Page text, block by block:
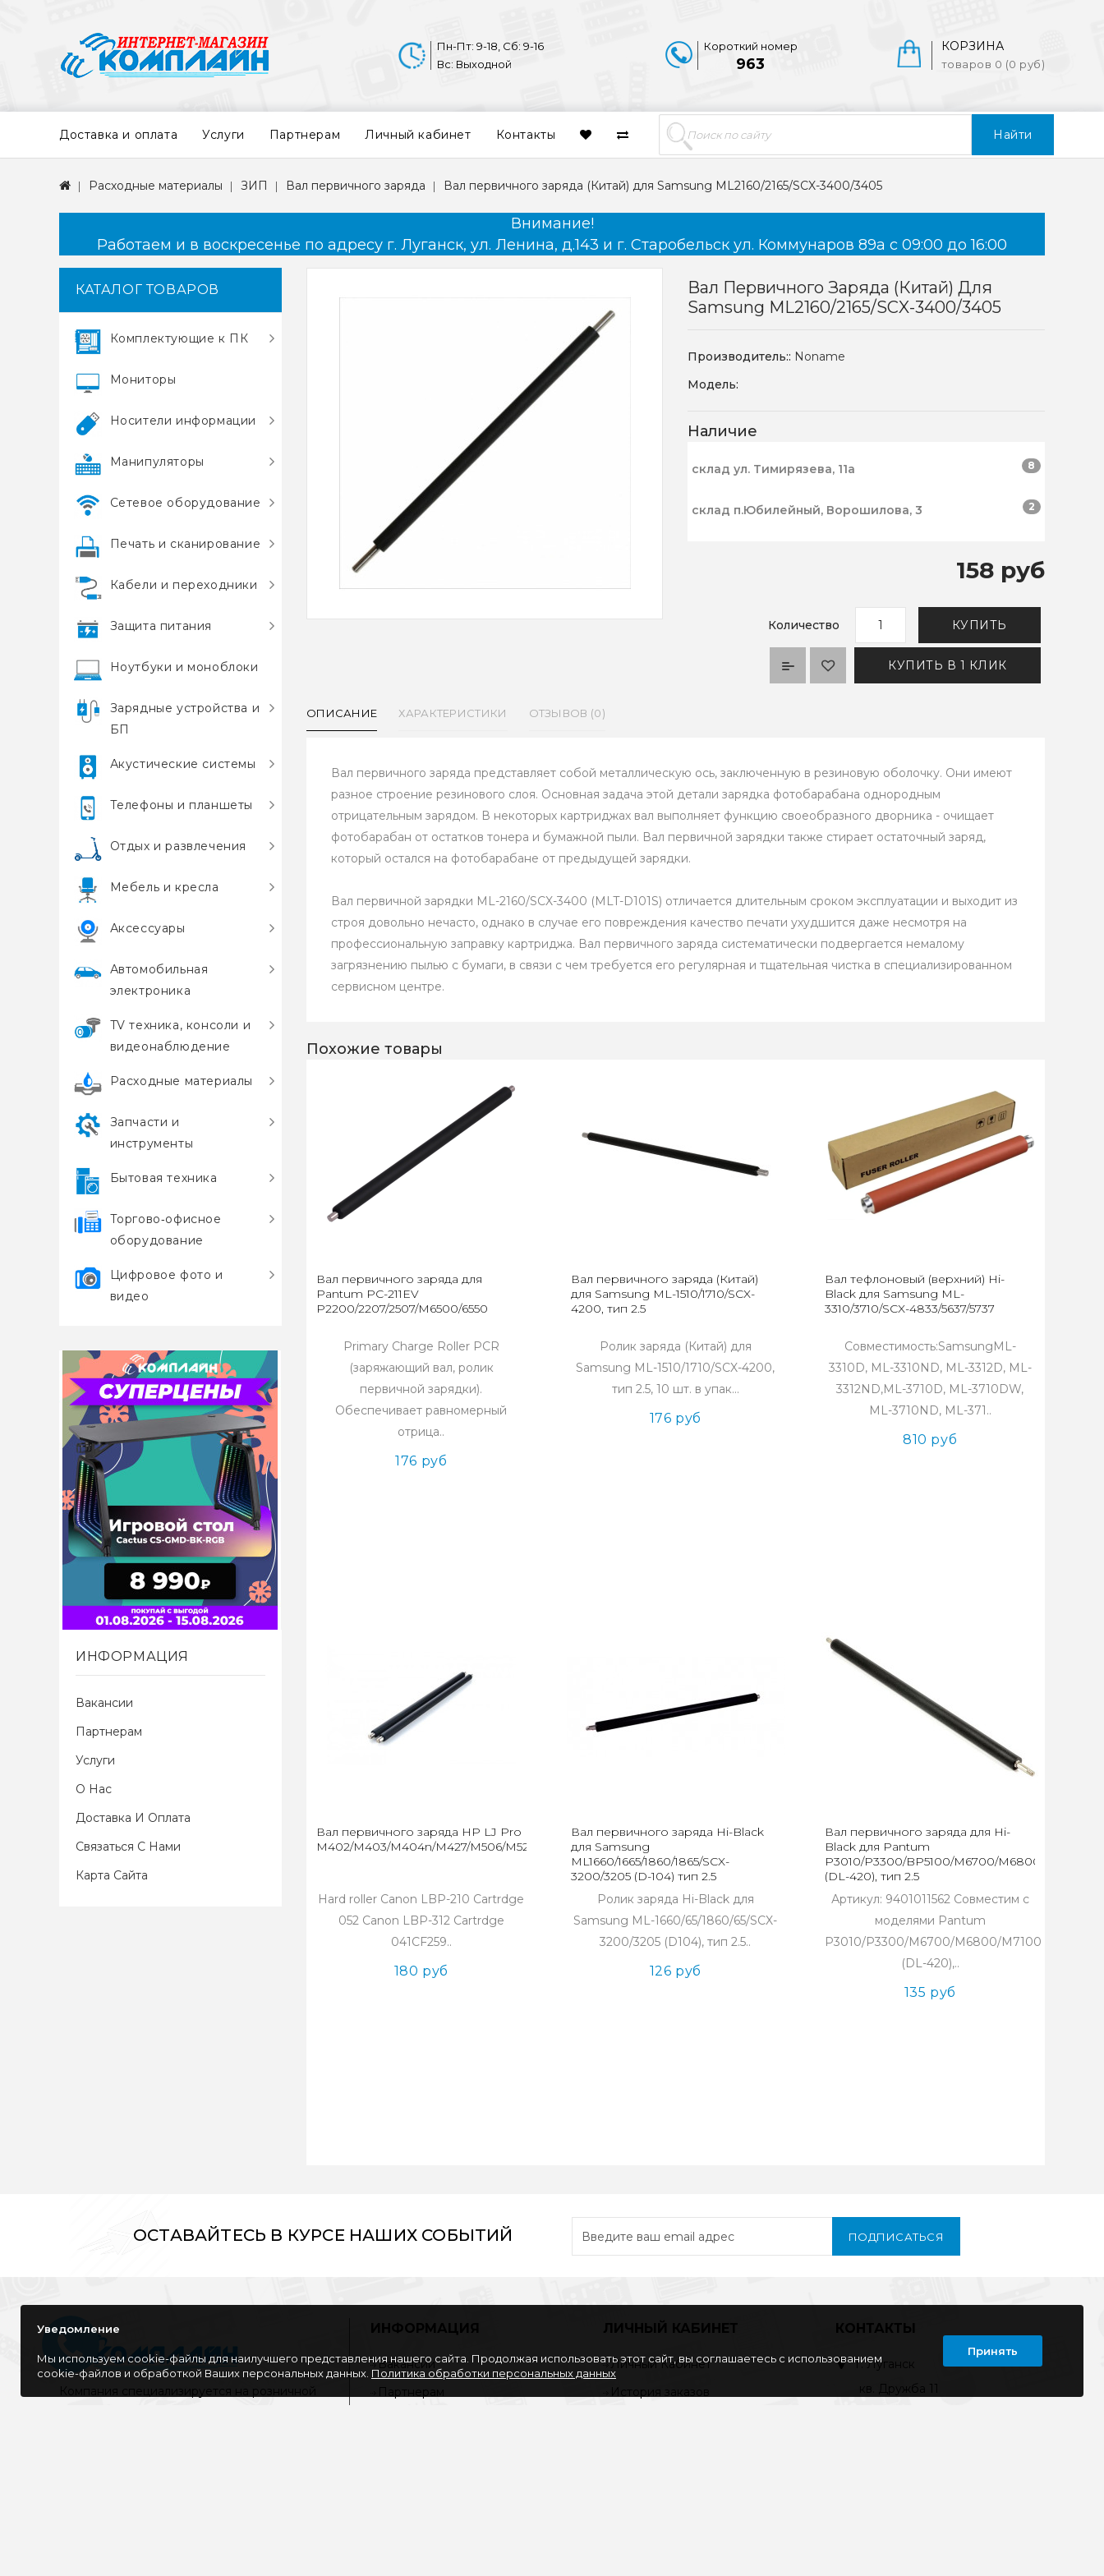
Найти
КОРЗИНА
товаров 0 (0 руб)
Короткий номер
963
Пн-Пт: 9-18, Сб: 9-16
Вс: Выходной
Доставка и оплата Услуги Партнерам Личный кабинет Контакты
Расходные материалы ЗИП Вал первичного заряда Вал первичного заряда (Китай) для Samsung ML2160/2165/SCX-3400/3405
Внимание!
Работаем и в воскресенье по адресу г. Луганск, ул. Ленина, д.143 и г. Старобельск ул. Коммунаров 89а с 09:00 до 16:00
КАТАЛОГ ТОВАРОВ
Комплектующие к ПК
Мониторы
Носители информации
Манипуляторы
Сетевое оборудование
Печать и сканирование
Кабели и переходники
Защита питания
Ноутбуки и моноблоки
Зарядные устройства и
БП
Акустические системы
Телефоны и планшеты
Отдых и развлечения
Мебель и кресла
Аксессуары
Автомобильная
электроника
TV техника, консоли и
видеонаблюдение
Расходные материалы
Запчасти и
инструменты
Бытовая техника
Торгово‑офисное
оборудование
Цифровое фото и
видео
ИНФОРМАЦИЯ
Вакансии
Партнерам
Услуги
О Нас
Доставка И Оплата
Связаться С Нами
Карта Сайта
Вал Первичного Заряда (Китай) Для
Samsung ML2160/2165/SCX-3400/3405
Производитель:: Noname
Модель:
Наличие
склад ул. Тимирязева, 11а 8
склад п.Юбилейный, Ворошилова, 3 2
158 руб
Количество КУПИТЬ
КУПИТЬ В 1 КЛИК
ОПИСАНИЕ ХАРАКТЕРИСТИКИ ОТЗЫВОВ (0)
Вал первичного заряда представляет собой металлическую ось, заключенную в резиновую оболочку. Они имеют
разное строение резинового слоя. Основная задача этой детали зарядка фотобарабана однородным
отрицательным зарядом. В некоторых картриджах вал выполняет функцию своеобразного дворника - очищает
фотобарабан от остатков тонера и бумажной пыли. Вал первичной зарядки также стирает остаточный заряд,
который остался на фотобарабане от предыдущей зарядки.
Вал первичной зарядки ML-2160/SCX-3400 (MLT-D101S) отличается длительным сроком эксплуатации и выходит из
строя довольно нечасто, однако в случае его повреждения качество печати ухудшится даже несмотря на
профессиональную заправку картриджа. Вал первичного заряда систематически подвергается немалому
загрязнению пылью с бумаги, в связи с чем требуется его регулярная и тщательная чистка в специализированном
сервисном центре.
Похожие товары
Вал первичного заряда для
Pantum PC-211EV
P2200/2207/2507/M6500/6550
Primary Charge Roller PCR
(заряжающий вал, ролик
первичной зарядки).
Обеспечивает равномерный
отрица..
176 руб
Вал первичного заряда (Китай)
для Samsung ML-1510/1710/SCX-
4200, тип 2.5
Ролик заряда (Китай) для
Samsung ML-1510/1710/SCX-4200,
тип 2.5, 10 шт. в упак...
176 руб
Вал тефлоновый (верхний) Hi-
Black для Samsung ML-
3310/3710/SCX-4833/5637/5737
Совместимость:SamsungML-
3310D, ML-3310ND, ML-3312D, ML-
3312ND,ML-3710D, ML-3710DW,
ML-3710ND, ML-371..
810 руб
Вал первичного заряда HP LJ Pro
M402/M403/M404n/M427/M506/M527/M428dw
Hard roller Canon LBP-210 Cartrdge
052 Canon LBP-312 Cartrdge
041CF259..
180 руб
Вал первичного заряда Hi-Black
для Samsung
ML1660/1665/1860/1865/SCX-
3200/3205 (D-104) тип 2.5
Ролик заряда Hi-Black для
Samsung ML-1660/65/1860/65/SCX-
3200/3205 (D104), тип 2.5..
126 руб
Вал первичного заряда для Hi-
Black для Pantum
P3010/P3300/BP5100/M6700/M6800/M7100
(DL-420), тип 2.5
Артикул: 9401011562 Совместим с
моделями Pantum
P3010/P3300/M6700/M6800/M7100
(DL-420),..
135 руб
ОСТАВАЙТЕСЬ В КУРСЕ НАШИХ СОБЫТИЙ ПОДПИСАТЬСЯ
Компания специализируется на розничной
ИНФОРМАЦИЯ
Вакансии
Партнерам
ЛИЧНЫЙ КАБИНЕТ
Личный Кабинет
История заказов
КОНТАКТЫ
г. Луганск
кв. Дружба 11
Уведомление
Мы используем cookie-файлы для наилучшего представления нашего сайта. Продолжая использовать этот сайт, вы соглашаетесь с использованием
cookie-файлов и обработкой Ваших персональных данных. Политика обработки персональных данных
Принять